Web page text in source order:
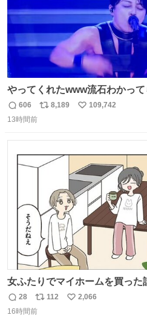
やってくれたwww流石わかっ
#西川貴教
返
信
606
リ
数
8,189
い
109,742
13時間前
女ふたりでマイホームを買った
返
信
28
リ
ポ
112
い
2,066
16時間前